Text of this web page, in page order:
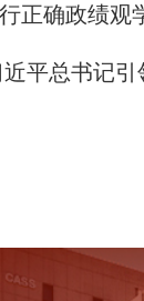
正确政绩观
平总书记引